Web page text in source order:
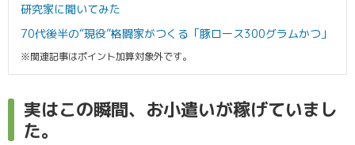
研究家に聞いてみた
70代後半の“現役”格闘家がつくる「豚ロース300グラムかつ」
※関連記事はポイント加算対象外です。
実はこの瞬間、お小遣いが稼げていまし
た。